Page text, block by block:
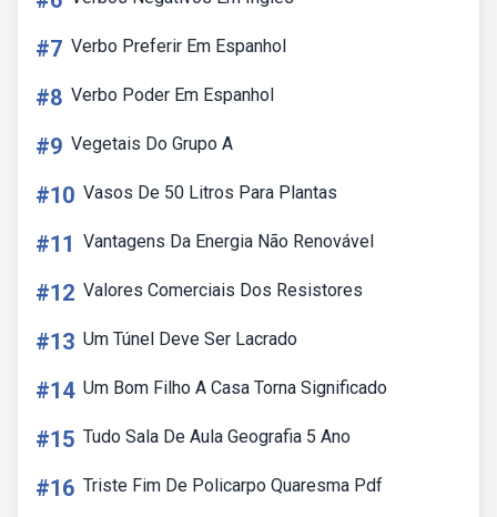
#7 Verbo Preferir Em Espanhol
#8 Verbo Poder Em Espanhol
#9 Vegetais Do Grupo A
#10 Vasos De 50 Litros Para Plantas
#11 Vantagens Da Energia Não Renovável
#12 Valores Comerciais Dos Resistores
#13 Um Túnel Deve Ser Lacrado
#14 Um Bom Filho A Casa Torna Significado
#15 Tudo Sala De Aula Geografia 5 Ano
#16 Triste Fim De Policarpo Quaresma Pdf